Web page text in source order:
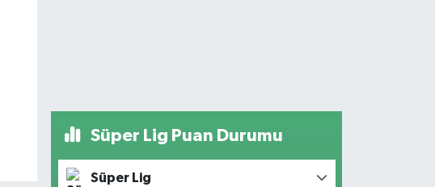
Süper Lig Puan Durumu
Süper Lig